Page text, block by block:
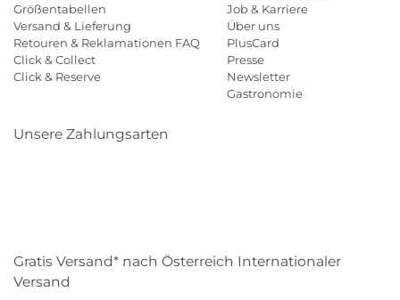
Größentabellen
Versand & Lieferung
Retouren & Reklamationen FAQ
Click & Collect
Click & Reserve
Job & Karriere
Über uns
PlusCard
Presse
Newsletter
Gastronomie
Unsere Zahlungsarten
Gratis Versand* nach Österreich Internationaler
Versand